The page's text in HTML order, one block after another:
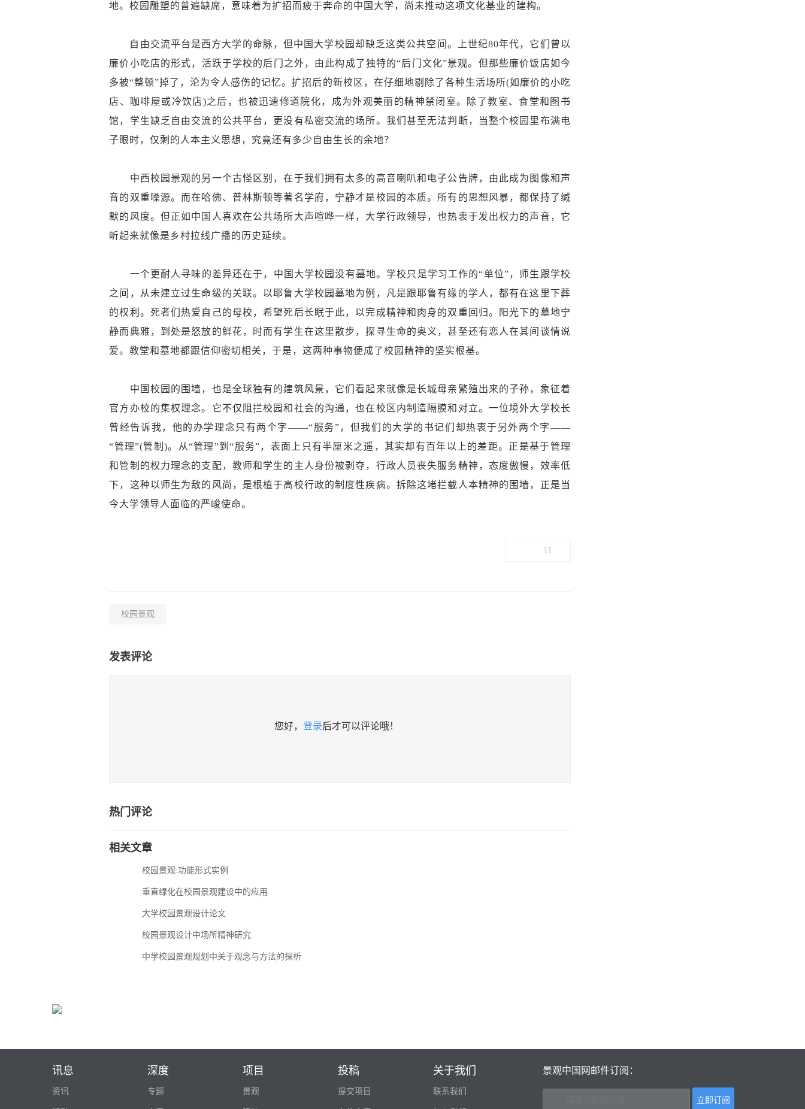
地。校园雕塑的普遍缺席，意味着为扩招而疲于奔命的中国大学，尚未推动这项文化基业的建构。
自由交流平台是西方大学的命脉，但中国大学校园却缺乏这类公共空间。上世纪80年代，它们曾以
廉价小吃店的形式，活跃于学校的后门之外，由此构成了独特的“后门文化”景观。但那些廉价饭店如今
多被“整顿”掉了，沦为令人感伤的记忆。扩招后的新校区，在仔细地剔除了各种生活场所(如廉价的小吃
店、咖啡屋或冷饮店)之后，也被迅速修道院化，成为外观美丽的精神禁闭室。除了教室、食堂和图书
馆，学生缺乏自由交流的公共平台，更没有私密交流的场所。我们甚至无法判断，当整个校园里布满电
子眼时，仅剩的人本主义思想，究竟还有多少自由生长的余地？
中西校园景观的另一个古怪区别，在于我们拥有太多的高音喇叭和电子公告牌，由此成为图像和声
音的双重噪源。而在哈佛、普林斯顿等著名学府，宁静才是校园的本质。所有的思想风暴，都保持了缄
默的风度。但正如中国人喜欢在公共场所大声喧哗一样，大学行政领导，也热衷于发出权力的声音，它
听起来就像是乡村拉线广播的历史延续。
一个更耐人寻味的差异还在于，中国大学校园没有墓地。学校只是学习工作的“单位”，师生跟学校
之间，从未建立过生命级的关联。以耶鲁大学校园墓地为例，凡是跟耶鲁有缘的学人，都有在这里下葬
的权利。死者们热爱自己的母校，希望死后长眠于此，以完成精神和肉身的双重回归。阳光下的墓地宁
静而典雅，到处是怒放的鲜花，时而有学生在这里散步，探寻生命的奥义，甚至还有恋人在其间谈情说
爱。教堂和墓地都跟信仰密切相关，于是，这两种事物便成了校园精神的坚实根基。
中国校园的围墙，也是全球独有的建筑风景，它们看起来就像是长城母亲繁殖出来的子孙，象征着
官方办校的集权理念。它不仅阻拦校园和社会的沟通，也在校区内制造隔膜和对立。一位境外大学校长
曾经告诉我，他的办学理念只有两个字——“服务”，但我们的大学的书记们却热衷于另外两个字——
“管理”(管制)。从“管理”到“服务”，表面上只有半厘米之遥，其实却有百年以上的差距。正是基于管理
和管制的权力理念的支配，教师和学生的主人身份被剥夺，行政人员丧失服务精神，态度傲慢，效率低
下，这种以师生为敌的风尚，是根植于高校行政的制度性疾病。拆除这堵拦截人本精神的围墙，正是当
今大学领导人面临的严峻使命。
11
校园景观
发表评论
您好， 登录后才可以评论哦！
热门评论
相关文章
校园景观:功能形式实例
垂直绿化在校园景观建设中的应用
大学校园景观设计论文
校园景观设计中场所精神研究
中学校园景观规划中关于观念与方法的探析
讯息
资讯
深度
专题
项目
景观
投稿
提交项目
关于我们
联系我们
景观中国网邮件订阅：